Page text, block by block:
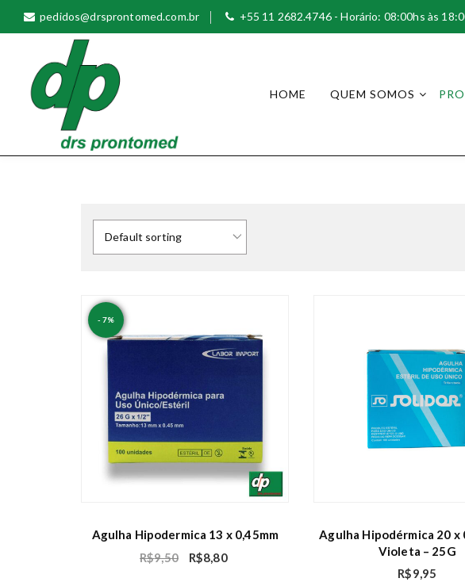
pedidos@drsprontomed.com.br +55 11 2682.4746 - Horário: 08:00hs às
Prontomed |
HOME QUEM SOMOS
- 7%
Agulha Hipodermica 13 x 0,45mm
R$9,50 R$8,80
Agulha Hipodérmica 20 x
Violeta – 25G
R$9,95